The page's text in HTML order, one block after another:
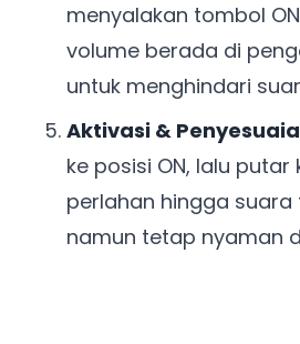
menyalakan tombol
volume berada di
untuk menghindari
Aktivasi &
ke posisi ON, lalu
perlahan hingga
namun tetap nyaman